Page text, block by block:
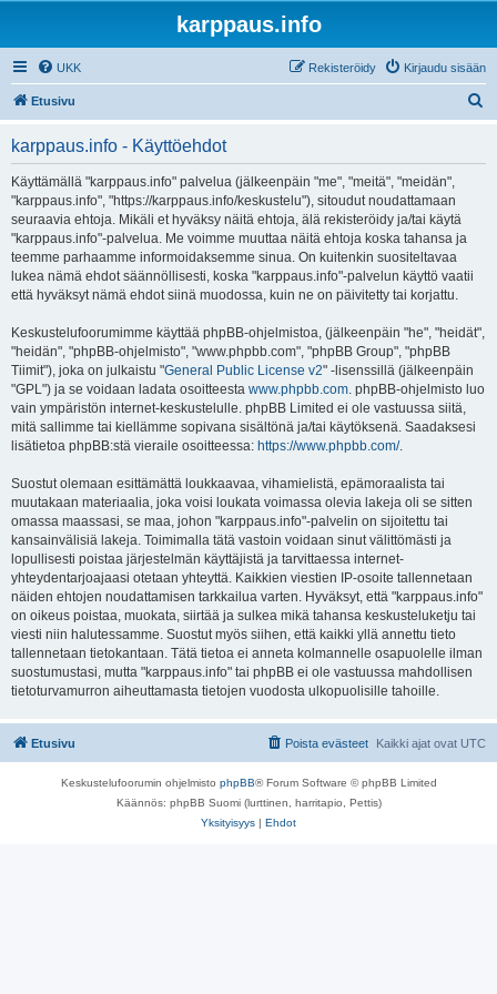
karppaus.info
UKK Kirjaudu sisään
Rekisteröidy
Etusivu
karppaus.info - Käyttöehdot
Käyttämällä "karppaus.info" palvelua (jälkeenpäin "me", "meitä", "meidän",
"karppaus.info", "https://karppaus.info/keskustelu"), sitoudut noudattamaan
seuraavia ehtoja. Mikäli et hyväksy näitä ehtoja, älä rekisteröidy ja/tai käytä
"karppaus.info"-palvelua. Me voimme muuttaa näitä ehtoja koska tahansa ja
teemme parhaamme informoidaksemme sinua. On kuitenkin suositeltavaa
lukea nämä ehdot säännöllisesti, koska "karppaus.info"-palvelun käyttö vaatii
että hyväksyt nämä ehdot siinä muodossa, kuin ne on päivitetty tai korjattu.
Keskustelufoorumimme käyttää phpBB-ohjelmistoa, (jälkeenpäin "he", "heidät",
"heidän", "phpBB-ohjelmisto", "www.phpbb.com", "phpBB Group", "phpBB
Tiimit"), joka on julkaistu "General Public License v2" -lisenssillä (jälkeenpäin
"GPL") ja se voidaan ladata osoitteesta www.phpbb.com. phpBB-ohjelmisto luo
vain ympäristön internet-keskustelulle. phpBB Limited ei ole vastuussa siitä,
mitä sallimme tai kiellämme sopivana sisältönä ja/tai käytöksenä. Saadaksesi
lisätietoa phpBB:stä vieraile osoitteessa: https://www.phpbb.com/.
Suostut olemaan esittämättä loukkaavaa, vihamielistä, epämoraalista tai
muutakaan materiaalia, joka voisi loukata voimassa olevia lakeja oli se sitten
omassa maassasi, se maa, johon "karppaus.info"-palvelin on sijoitettu tai
kansainvälisiä lakeja. Toimimalla tätä vastoin voidaan sinut välittömästi ja
lopullisesti poistaa järjestelmän käyttäjistä ja tarvittaessa internet-
yhteydentarjoajaasi otetaan yhteyttä. Kaikkien viestien IP-osoite tallennetaan
näiden ehtojen noudattamisen tarkkailua varten. Hyväksyt, että "karppaus.info"
on oikeus poistaa, muokata, siirtää ja sulkea mikä tahansa keskusteluketju tai
viesti niin halutessamme. Suostut myös siihen, että kaikki yllä annettu tieto
tallennetaan tietokantaan. Tätä tietoa ei anneta kolmannelle osapuolelle ilman
suostumustasi, mutta "karppaus.info" tai phpBB ei ole vastuussa mahdollisen
tietoturvamurron aiheuttamasta tietojen vuodosta ulkopuolisille tahoille.
Etusivu Kaikki ajat ovat UTC
Poista evästeet
Keskustelufoorumin ohjelmisto phpBB® Forum Software © phpBB Limited
Käännös: phpBB Suomi (lurttinen, harritapio, Pettis)
Yksityisyys | Ehdot